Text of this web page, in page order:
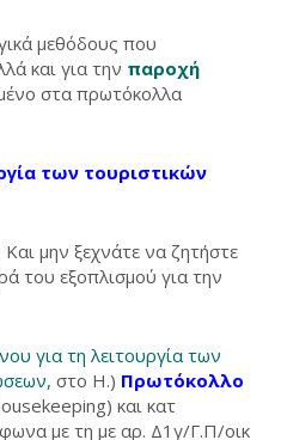
μεθόδους που
και για την παροχή
στα πρωτόκολλα
των τουριστικών
μην ξεχνάτε να ζητήστε
του εξοπλισμού για την
για τη λειτουργία των
στο Η.) Πρωτόκολλο
και κατ
με τη με αρ. Δ1γ/Γ.Π/οικ